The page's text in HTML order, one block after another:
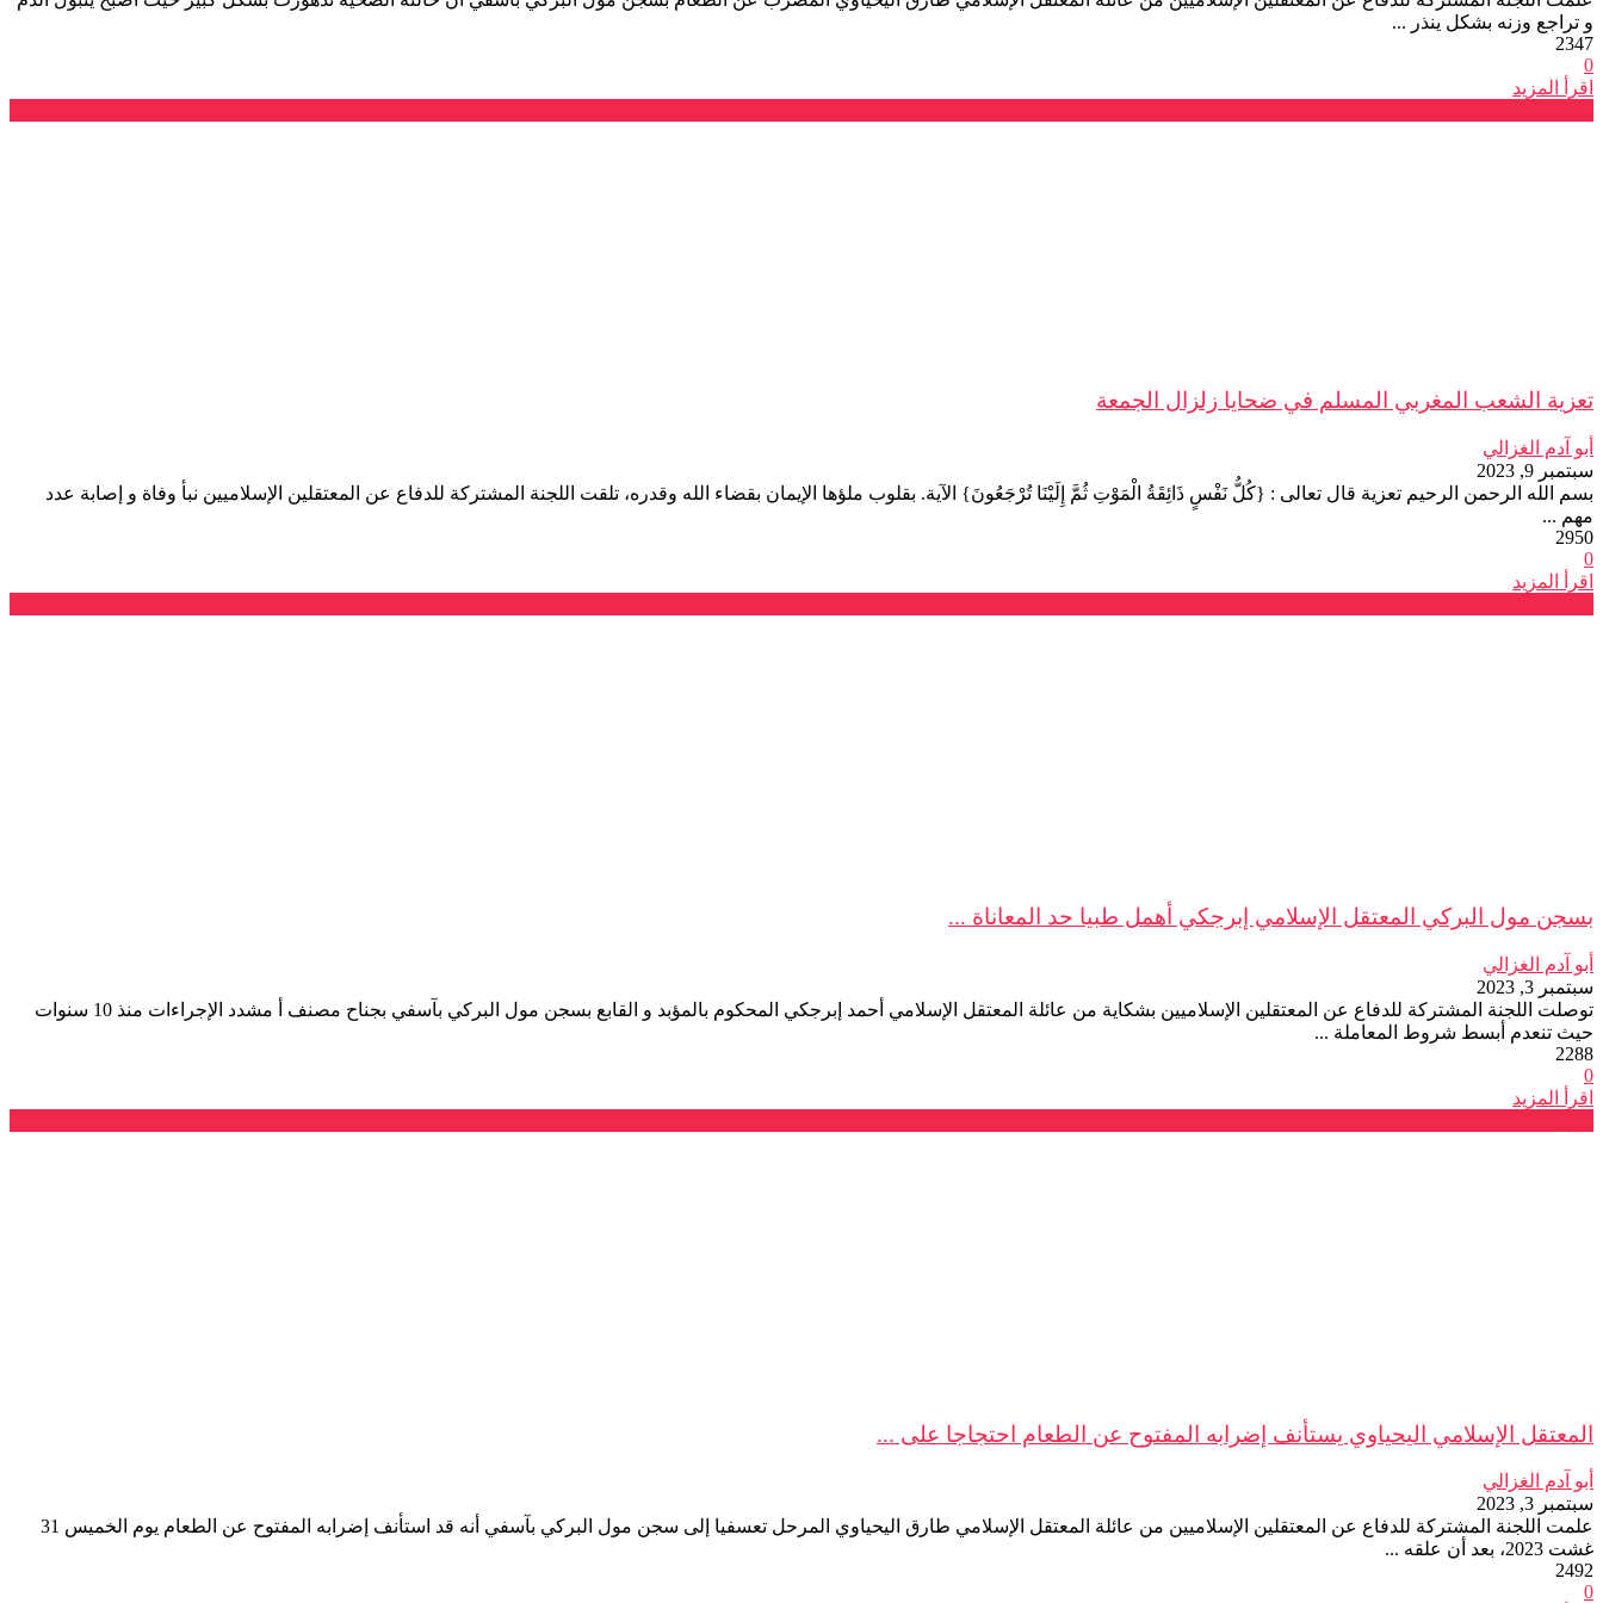
و تراجع وزنه بشكل ينذر ...
2347
0
اقرأ المزيد
تعزية الشعب المغربي المسلم في ضحايا زلزال الجمعة
أبو آدم الغزالي
سبتمبر 9, 2023
بسم الله الرحمن الرحيم تعزية قال تعالى : {كُلُّ نَفْسٍ ذَائِقَةُ الْمَوْتِ ثُمَّ إِلَيْنَا تُرْجَعُونَ} الآية. بقلوب ملؤها الإيمان بقضاء الله وقدره، تلقت اللجنة المشتركة للدفاع عن المعتقلين الإسلاميين نبأ وفاة و إصابة عدد
مهم ...
2950
0
اقرأ المزيد
بسجن مول البركي المعتقل الإسلامي إبرجكي أهمل طبيا حد المعاناة ...
أبو آدم الغزالي
سبتمبر 3, 2023
توصلت اللجنة المشتركة للدفاع عن المعتقلين الإسلاميين بشكاية من عائلة المعتقل الإسلامي أحمد إبرجكي المحكوم بالمؤبد و القابع بسجن مول البركي بآسفي بجناح مصنف أ مشدد الإجراءات منذ 10 سنوات
حيث تنعدم أبسط شروط المعاملة ...
2288
0
اقرأ المزيد
المعتقل الإسلامي اليحياوي يستأنف إضرابه المفتوح عن الطعام احتجاجا على ...
أبو آدم الغزالي
سبتمبر 3, 2023
علمت اللجنة المشتركة للدفاع عن المعتقلين الإسلاميين من عائلة المعتقل الإسلامي طارق اليحياوي المرحل تعسفيا إلى سجن مول البركي بآسفي أنه قد استأنف إضرابه المفتوح عن الطعام يوم الخميس 31
غشت 2023، بعد أن علقه ...
2492
0